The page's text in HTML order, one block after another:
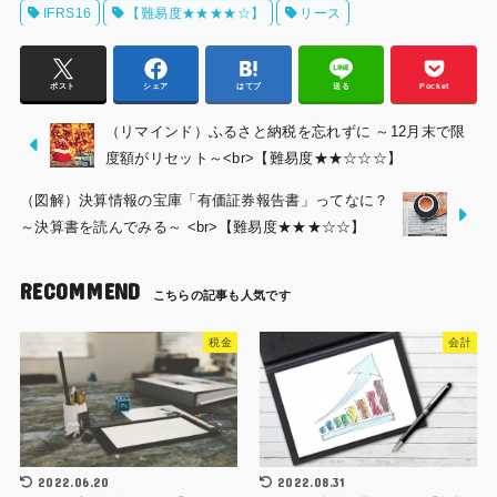
IFRS16 【難易度★★★★☆】 リース
ポスト シェア はてブ 送る Pocket
（リマインド）ふるさと納税を忘れずに ～12月末で限
度額がリセット～<br>【難易度★★☆☆☆】
（図解）決算情報の宝庫「有価証券報告書」ってなに？
～決算書を読んでみる～ <br>【難易度★★★☆☆】
RECOMMEND
税金
2022.06.20
会計
2022.08.31